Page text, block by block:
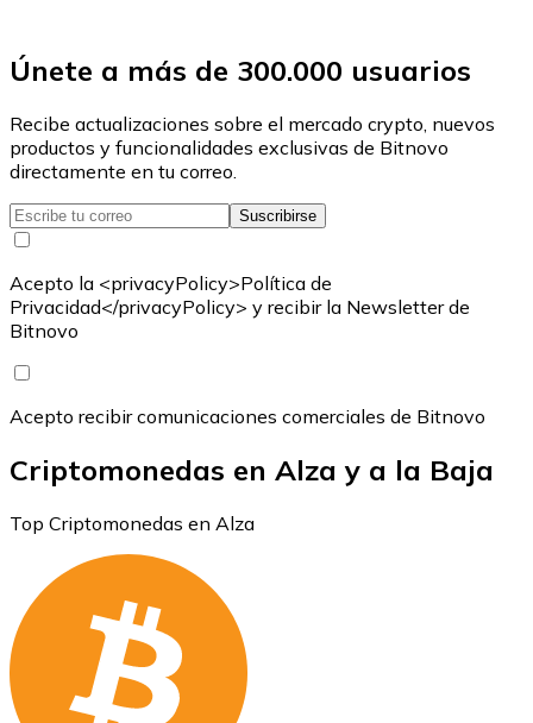
Únete a más de 300.000 usuarios
Recibe actualizaciones sobre el mercado crypto, nuevos
productos y funcionalidades exclusivas de Bitnovo
directamente en tu correo.
Suscribirse
Acepto la <privacyPolicy>Política de
Privacidad</privacyPolicy> y recibir la Newsletter de
Bitnovo
Acepto recibir comunicaciones comerciales de Bitnovo
Criptomonedas en Alza y a la Baja
Top Criptomonedas en Alza